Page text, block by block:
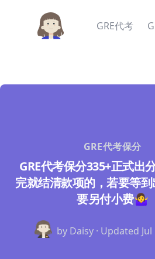
GRE代考
GRE代考保分
GRE代考保分335+正式出
完就结清款项的，若要等
要另付小费🤷‍♀️
by Daisy · Updated